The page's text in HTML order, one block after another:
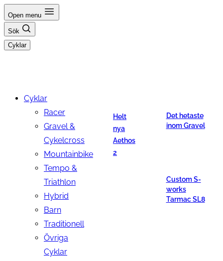
Hoppa
till
innehåll
Open menu
Sök
Cyklar
Cyklar
Racer
Gravel &
Cykelcross
Mountainbike
Tempo &
Triathlon
Hybrid
Barn
Traditionell
Övriga
Cyklar
Helt
nya
Aethos
2
Det hetaste
inom Gravel
Custom S-
works
Tarmac SL8